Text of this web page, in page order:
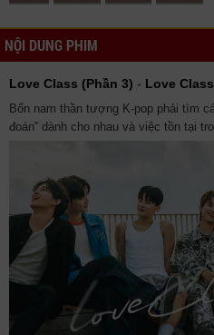
NỘI DUNG PHIM
Love Class (Phần 3) - Love
Bốn nam thần tượng K-pop phải tìm
đoán‟ dành cho nhau và việc tồn tại